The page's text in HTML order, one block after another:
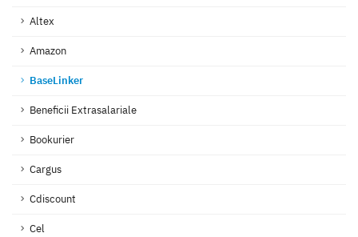
Altex
Amazon
BaseLinker
Beneficii Extrasalariale
Bookurier
Cargus
Cdiscount
Cel